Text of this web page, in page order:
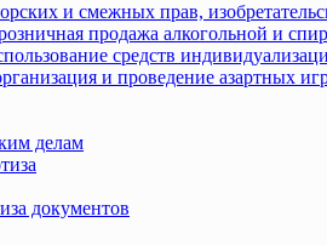
и смежных прав,
продажа алкогольной и
средств
и проведение азартных
делам
документов